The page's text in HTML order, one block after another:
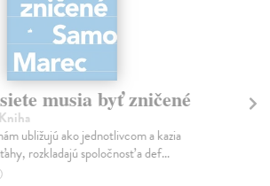
musia byť zničené
ubližujú ako jednotlivcom a kazia
rozkladajú spoločnosť a def...